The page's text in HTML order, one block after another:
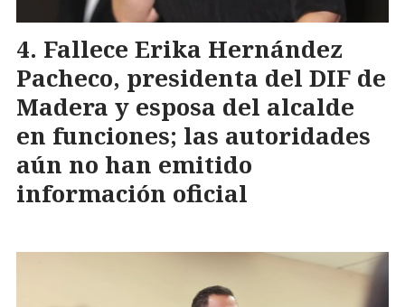
Fallece Erika Hernández
Pacheco, presidenta del DIF de
Madera y esposa del alcalde
en funciones; las autoridades
aún no han emitido
información oficial